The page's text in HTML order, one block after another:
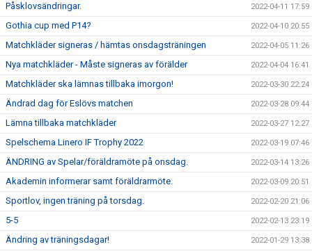
Påsklovsändringar. 2022-04-11 17:59
Gothia cup med P14? 2022-04-10 20:55
Matchkläder signeras / hämtas onsdagsträningen 2022-04-05 11:26
Nya matchkläder - Måste signeras av förälder 2022-04-04 16:41
Matchkläder ska lämnas tillbaka imorgon! 2022-03-30 22:24
Ändrad dag för Eslövs matchen 2022-03-28 09:44
Lämna tillbaka matchkläder 2022-03-27 12:27
Spelschema Linero IF Trophy 2022 2022-03-19 07:46
ÄNDRING av Spelar/föräldramöte på onsdag. 2022-03-14 13:26
Akademin informerar samt föräldrarmöte. 2022-03-09 20:51
Sportlov, ingen träning på torsdag. 2022-02-20 21:06
5-5 2022-02-13 23:19
Ändring av träningsdagar! 2022-01-29 13:38